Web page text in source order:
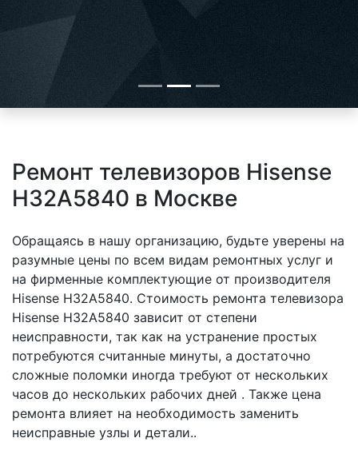
Ремонт телевизоров Hisense
H32A5840 в Москве
Обращаясь в нашу организацию, будьте уверены на
разумные цены по всем видам ремонтных услуг и
на фирменные комплектующие от производителя
Hisense H32A5840. Стоимость ремонта телевизора
Hisense H32A5840 зависит от степени
неисправности, так как на устранение простых
потребуются считанные минуты, а достаточно
сложные поломки иногда требуют от нескольких
часов до нескольких рабочих дней . Также цена
ремонта влияет на необходимость заменить
неисправные узлы и детали..